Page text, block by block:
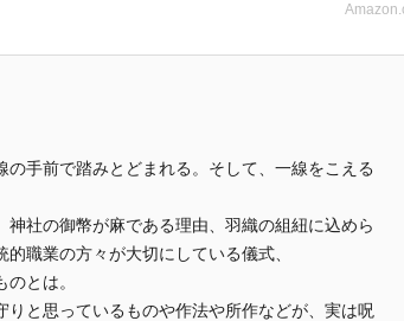
手前で踏みとどまれる。そして、一線をこえる
社の御幣が麻である理由、羽織の組紐に込めら
職業の方々が大切にしている儀式、
とは。
と思っているものや作法や所作などが、実は呪